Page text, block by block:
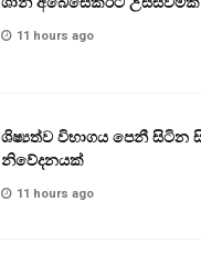
11 hours ago
ශිෂ්‍යත්ව විභාගය පෙනී සිටින
නිවේදනයක්
11 hours ago